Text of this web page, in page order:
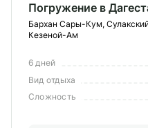
Погружение в
Бархан Сары-Кум,
Кезеной-Ам
6 дней
Вид отдыха
Сложность